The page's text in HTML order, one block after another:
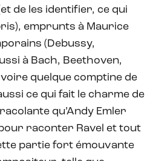
de les identifier, ce qui
emprunts à Maurice
(Debussy,
à Bach, Beethoven,
quelque comptine de
ce qui fait le charme de
qu’Andy Emler
raconter Ravel et tout
partie fort émouvante